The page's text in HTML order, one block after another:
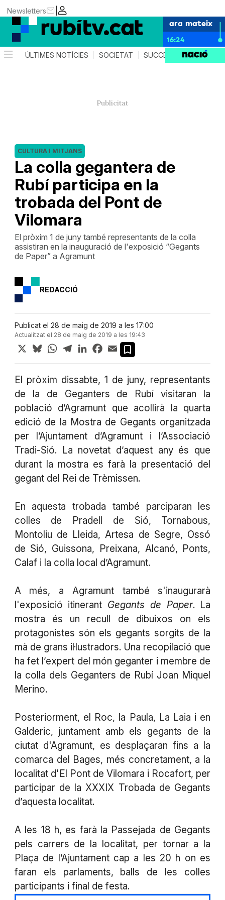
|
Newsletters
ara mateix
16:24
ÚLTIMES NOTÍCIES SOCIETAT SUCCESSOS
La colla gegantera de
Rubí participa en la
trobada del Pont de
Vilomara
CULTURA I MITJANS
El pròxim 1 de juny també representants de la colla
assistiran en la inauguració de l'exposició “Gegants
de Paper” a Agramunt
REDACCIÓ
Publicat el 28 de maig de 2019 a les 17:00
Actualitzat el 28 de maig de 2019 a les 19:43
X BlueskyWhatsApp
TelegramLinkedInFacebook
Email
El pròxim dissabte, 1 de juny, representants
de la de Geganters de Rubí visitaran la
població d’Agramunt que acollirà la quarta
edició de la Mostra de Gegants organitzada
per l’Ajuntament d’Agramunt i l’Associació
Tradi-Sió. La novetat d’aquest any és que
durant la mostra es farà la presentació del
gegant del Rei de Trèmissen.
En aquesta trobada també parciparan les
colles de Pradell de Sió, Tornabous,
Montoliu de Lleida, Artesa de Segre, Ossó
de Sió, Guissona, Preixana, Alcanó, Ponts,
Calaf i la colla local d’Agramunt.
A més, a Agramunt també s'inaugurarà
l'exposició itinerant Gegants de Paper. La
mostra és un recull de dibuixos on els
protagonistes són els gegants sorgits de la
mà de grans il·lustradors. Una recopilació que
ha fet l’expert del món geganter i membre de
la colla dels Geganters de Rubí Joan Miquel
Merino.
Posteriorment, el Roc, la Paula, La Laia i en
Galderic, juntament amb els gegants de la
ciutat d'Agramunt, es desplaçaran fins a la
comarca del Bages, més concretament, a la
localitat d'El Pont de Vilomara i Rocafort, per
participar de la XXXIX Trobada de Gegants
d’aquesta localitat.
A les 18 h, es farà la Passejada de Gegants
pels carrers de la localitat, per tornar a la
Plaça de l’Ajuntament cap a les 20 h on es
faran els parlaments, balls de les colles
participants i final de festa.